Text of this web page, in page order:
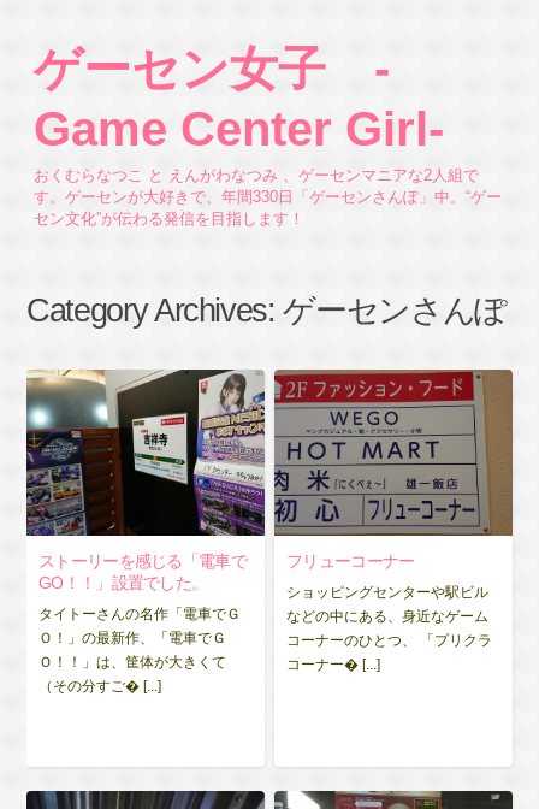
ゲーセン女子 -
Game Center Girl-
おくむらなつこ と えんがわなつみ 、ゲーセンマニアな2人組で
す。ゲーセンが大好きで、年間330日「ゲーセンさんぽ」中。“ゲー
セン文化”が伝わる発信を目指します！
Category Archives:ゲーセンさんぽ
ストーリーを感じる「電車で
GO！！」設置でした。
タイトーさんの名作「電車でＧ
Ｏ！」の最新作、「電車でＧ
Ｏ！！」は、筐体が大きくて
（その分すご� [...]
フリューコーナー
ショッピングセンターや駅ビル
などの中にある、身近なゲーム
コーナーのひとつ、 「プリクラ
コーナー� [...]